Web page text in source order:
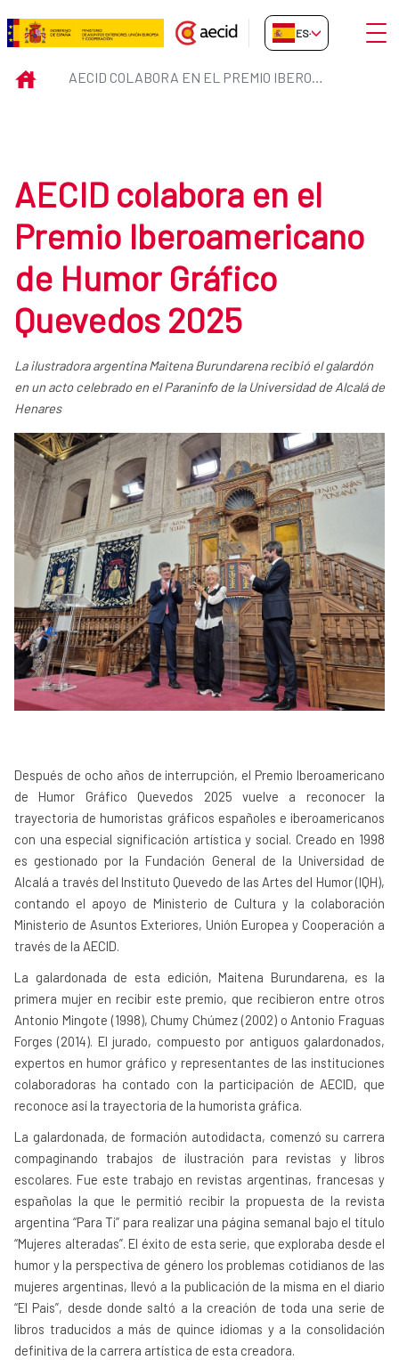
Saltar al contenido principal
AECID colabora en el Premio
ES-ES Abrir
INICIO AECID COLABORA EN EL PREMIO IBEROAMERICANO DE HUMOR GRÁFICO QUEVEDOS 2025
AECID colabora en el
Premio Iberoamericano
de Humor Gráfico
Quevedos 2025
La ilustradora argentina Maitena Burundarena recibió el galardón
en un acto celebrado en el Paraninfo de la Universidad de Alcalá de
Henares
Después de ocho años de interrupción, el Premio Iberoamericano
de Humor Gráfico Quevedos 2025 vuelve a reconocer la
trayectoria de humoristas gráficos españoles e iberoamericanos
con una especial significación artística y social. Creado en 1998
es gestionado por la Fundación General de la Universidad de
Alcalá a través del Instituto Quevedo de las Artes del Humor (IQH),
contando el apoyo de Ministerio de Cultura y la colaboración
Ministerio de Asuntos Exteriores, Unión Europea y Cooperación a
través de la AECID.
La galardonada de esta edición, Maitena Burundarena, es la
primera mujer en recibir este premio, que recibieron entre otros
Antonio Mingote (1998), Chumy Chúmez (2002) o Antonio Fraguas
Forges (2014). El jurado, compuesto por antiguos galardonados,
expertos en humor gráfico y representantes de las instituciones
colaboradoras ha contado con la participación de AECID, que
reconoce así la trayectoria de la humorista gráfica.
La galardonada, de formación autodidacta, comenzó su carrera
compaginando trabajos de ilustración para revistas y libros
escolares. Fue este trabajo en revistas argentinas, francesas y
españolas la que le permitió recibir la propuesta de la revista
argentina “Para Ti” para realizar una página semanal bajo el título
“Mujeres alteradas”. El éxito de esta serie, que exploraba desde el
humor y la perspectiva de género los problemas cotidianos de las
mujeres argentinas, llevó a la publicación de la misma en el diario
“El Pais”, desde donde saltó a la creación de toda una serie de
libros traducidos a más de quince idiomas y a la consolidación
definitiva de la carrera artística de esta creadora.